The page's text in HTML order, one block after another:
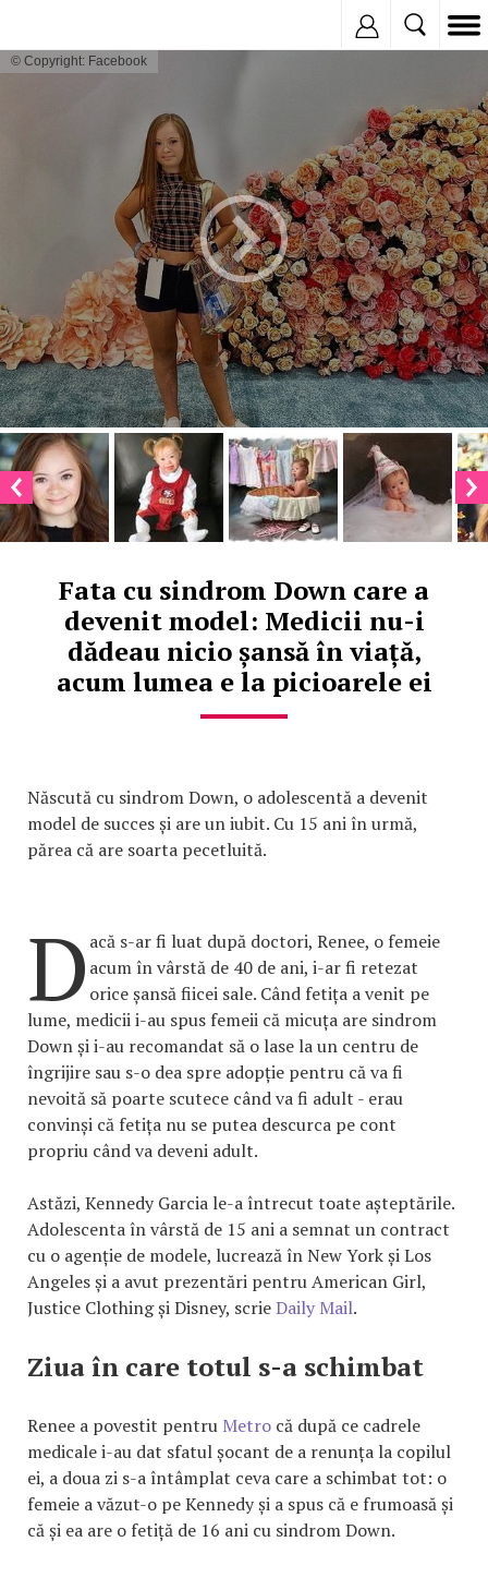
© Copyright: Facebook
Fata cu sindrom Down care a
devenit model: Medicii nu-i
dădeau nicio șansă în viață,
acum lumea e la picioarele ei
Născută cu sindrom Down, o adolescentă a devenit
model de succes și are un iubit. Cu 15 ani în urmă,
părea că are soarta pecetluită.
D acă s-ar fi luat după doctori, Renee, o femeie
acum în vârstă de 40 de ani, i-ar fi retezat
orice șansă fiicei sale. Când fetița a venit pe
lume, medicii i-au spus femeii că micuța are sindrom
Down și i-au recomandat să o lase la un centru de
îngrijire sau s-o dea spre adopție pentru că va fi
nevoită să poarte scutece când va fi adult - erau
convinși că fetița nu se putea descurca pe cont
propriu când va deveni adult.
Astăzi, Kennedy Garcia le-a întrecut toate așteptările.
Adolescenta în vârstă de 15 ani a semnat un contract
cu o agenție de modele, lucrează în New York și Los
Angeles și a avut prezentări pentru American Girl,
Justice Clothing și Disney, scrieDaily Mail.
Ziua în care totul s-a schimbat
Renee a povestit pentru Metro că după ce cadrele
medicale i-au dat sfatul șocant de a renunța la copilul
ei, a doua zi s-a întâmplat ceva care a schimbat tot: o
femeie a văzut-o pe Kennedy și a spus că e frumoasă și
că și ea are o fetiță de 16 ani cu sindrom Down.